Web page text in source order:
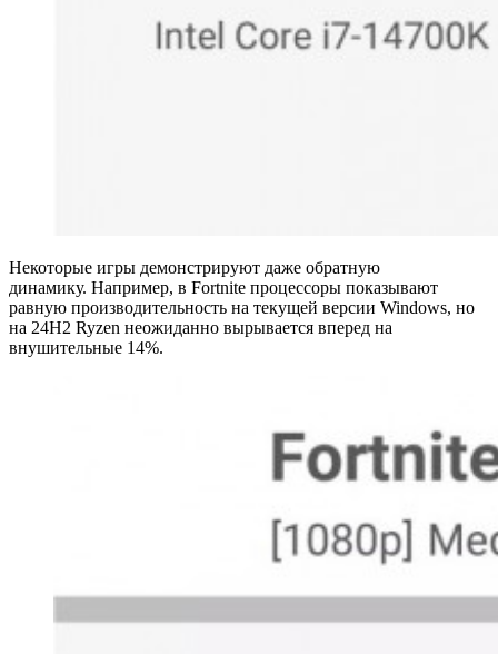
Некоторые игры демонстрируют даже обратную
динамику. Например, в Fortnite процессоры показывают
равную производительность на текущей версии Windows, но
на 24H2 Ryzen неожиданно вырывается вперед на
внушительные 14%.